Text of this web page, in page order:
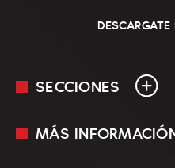
SECCIONES
En Vivo
MÁS